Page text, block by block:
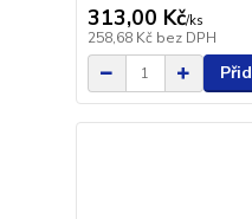
313,00 Kč/ks
258,68 Kč bez DPH